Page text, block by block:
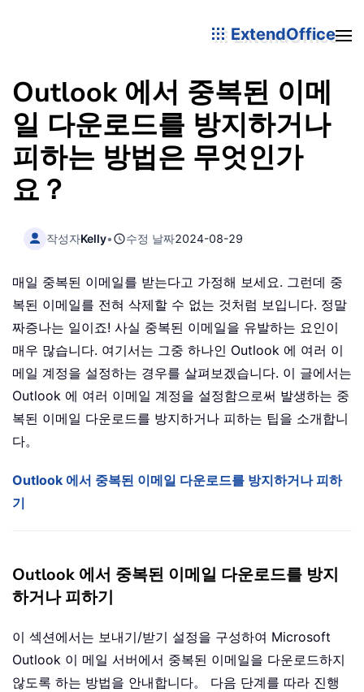
ExtendOffice
Outlook 에서 중복된 이메
일 다운로드를 방지하거나
피하는 방법은 무엇인가
요？
작성자Kelly• 수정 날짜2024-08-29
매일 중복된 이메일를 받는다고 가정해 보세요. 그런데 중
복된 이메일를 전혀 삭제할 수 없는 것처럼 보입니다. 정말
짜증나는 일이죠! 사실 중복된 이메일을 유발하는 요인이
매우 많습니다. 여기서는 그중 하나인 Outlook 에 여러 이
메일 계정을 설정하는 경우를 살펴보겠습니다. 이 글에서는
Outlook 에 여러 이메일 계정을 설정함으로써 발생하는 중
복된 이메일 다운로드를 방지하거나 피하는 팁을 소개합니
다。
Outlook 에서 중복된 이메일 다운로드를 방지하거나 피하
기
Outlook 에서 중복된 이메일 다운로드를 방지
하거나 피하기
이 섹션에서는 보내기/받기 설정을 구성하여 Microsoft
Outlook 이 메일 서버에서 중복된 이메일을 다운로드하지
않도록 하는 방법을 안내합니다。 다음 단계를 따라 진행